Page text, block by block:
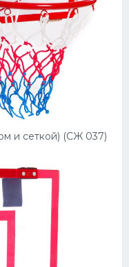
и сеткой) (СЖ 037)